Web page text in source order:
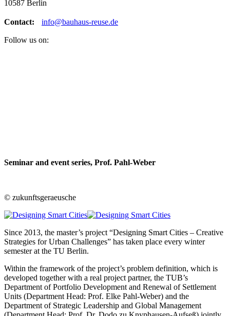
10587 Berlin
Contact: info@bauhaus-reuse.de
Follow us on:
Seminar and event series, Prof. Pahl-Weber
© zukunftsgeraeusche
Since 2013, the master’s project “Designing Smart Cities – Creative
Strategies for Urban Challenges” has taken place every winter
semester at the TU Berlin.
Within the framework of the project’s problem definition, which is
developed together with a real project partner, the TUB’s
Department of Portfolio Development and Renewal of Settlement
Units (Department Head: Prof. Elke Pahl-Weber) and the
Department of Strategic Leadership and Global Management